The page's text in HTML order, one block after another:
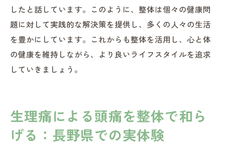
したと話しています。このように、整体は個々の健康問
題に対して実践的な解決策を提供し、多くの人々の生活
を豊かにしています。これからも整体を活用し、心と体
の健康を維持しながら、より良いライフスタイルを追求
していきましょう。
生理痛による頭痛を整体で和ら
げる：長野県での実体験